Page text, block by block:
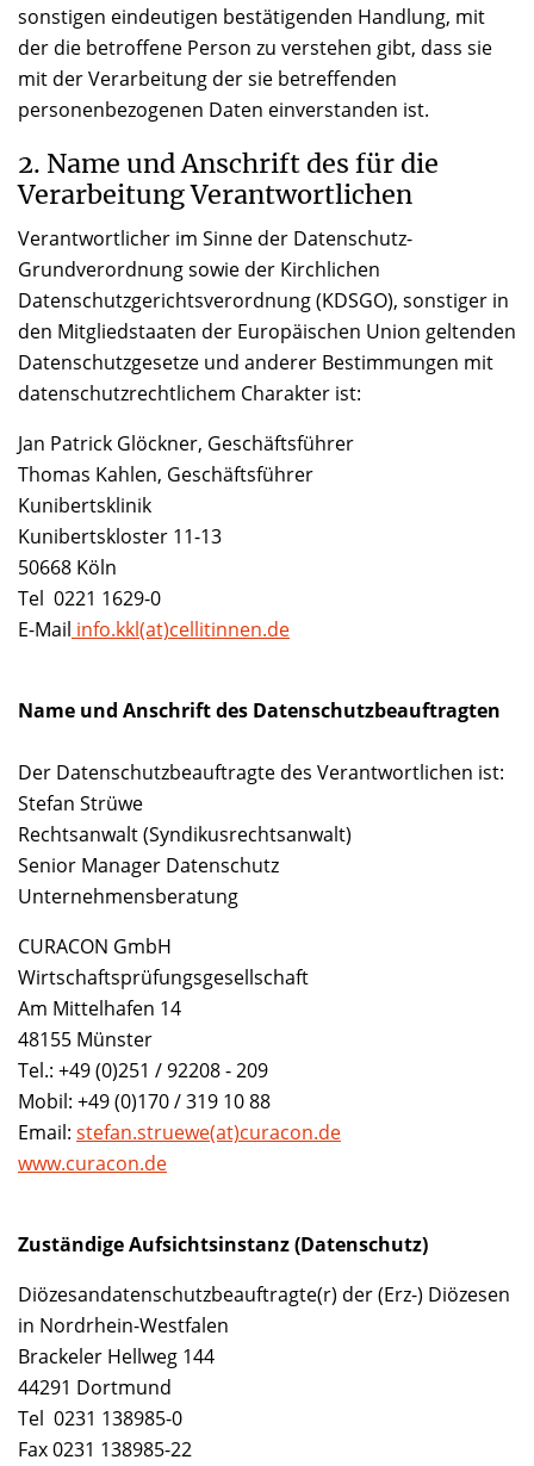
sonstigen eindeutigen bestätigenden Handlung, mit
der die betroffene Person zu verstehen gibt, dass sie
mit der Verarbeitung der sie betreffenden
personenbezogenen Daten einverstanden ist.
2. Name und Anschrift des für die
Verarbeitung Verantwortlichen
Verantwortlicher im Sinne der Datenschutz-
Grundverordnung sowie der Kirchlichen
Datenschutzgerichtsverordnung (KDSGO), sonstiger in
den Mitgliedstaaten der Europäischen Union geltenden
Datenschutzgesetze und anderer Bestimmungen mit
datenschutzrechtlichem Charakter ist:
Jan Patrick Glöckner, Geschäftsführer
Thomas Kahlen, Geschäftsführer
Kunibertsklinik
Kunibertskloster 11-13
50668 Köln
Tel 0221 1629-0
E-Mail info.kkl(at)cellitinnen.de
Name und Anschrift des Datenschutzbeauftragten
Der Datenschutzbeauftragte des Verantwortlichen ist:
Stefan Strüwe
Rechtsanwalt (Syndikusrechtsanwalt)
Senior Manager Datenschutz
Unternehmensberatung
CURACON GmbH
Wirtschaftsprüfungsgesellschaft
Am Mittelhafen 14
48155 Münster
Tel.: +49 (0)251 / 92208 - 209
Mobil: +49 (0)170 / 319 10 88
Email: stefan.struewe(at)curacon.de
www.curacon.de
Zuständige Aufsichtsinstanz (Datenschutz)
Diözesandatenschutzbeauftragte(r) der (Erz-) Diözesen
in Nordrhein-Westfalen
Brackeler Hellweg 144
44291 Dortmund
Tel 0231 138985-0
Fax 0231 138985-22